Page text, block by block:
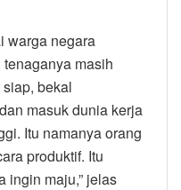
warga negara
masih
bekal
masuk dunia kerja
Itu namanya orang
produktif. Itu
ingin maju,” jelas